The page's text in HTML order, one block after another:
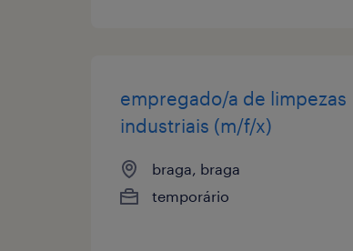
empregado/a de limpezas
industriais (m/f/x)
braga, braga
temporário